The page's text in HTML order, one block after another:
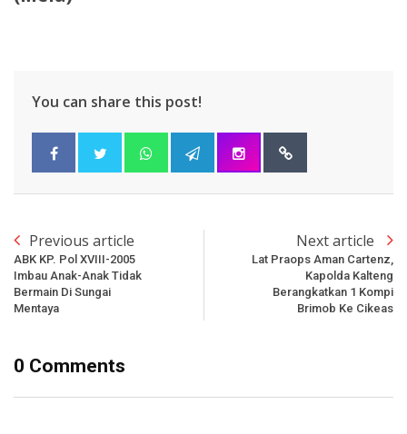
You can share this post!
Previous article
ABK KP. Pol XVIII-2005
Imbau Anak-Anak Tidak
Bermain Di Sungai
Mentaya
Next article
Lat Praops Aman Cartenz,
Kapolda Kalteng
Berangkatkan 1 Kompi
Brimob Ke Cikeas
0 Comments